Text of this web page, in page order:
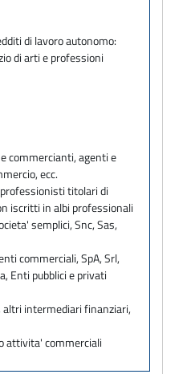
di lavoro autonomo:
di arti e professioni
commercianti, agenti e
ecc.
titolari di
iscritti in albi professionali
semplici, Snc, Sas,
commerciali, SpA, Srl,
Enti pubblici e privati
altri intermediari finanziari,
attivita' commerciali